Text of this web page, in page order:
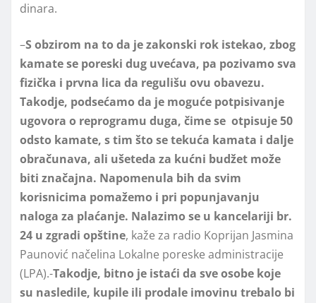
dinara.
–S obzirom na to da je zakonski rok istekao, zbog
kamate se poreski dug uvećava, pa pozivamo sva
fizička i prvna lica da regulišu ovu obavezu.
Takodje, podsećamo da je moguće potpisivanje
ugovora o reprogramu duga, čime se otpisuje 50
odsto kamate, s tim što se tekuća kamata i dalje
obračunava, ali ušeteda za kućni budžet može
biti značajna. Napomenula bih da svim
korisnicima pomažemo i pri popunjavanju
naloga za plaćanje. Nalazimo se u kancelariji br.
24 u zgradi opštine, kaže za radio Koprijan Jasmina
Paunović načelina Lokalne poreske administracije
(LPA).-Takodje, bitno je istaći da sve osobe koje
su nasledile, kupile ili prodale imovinu trebalo bi